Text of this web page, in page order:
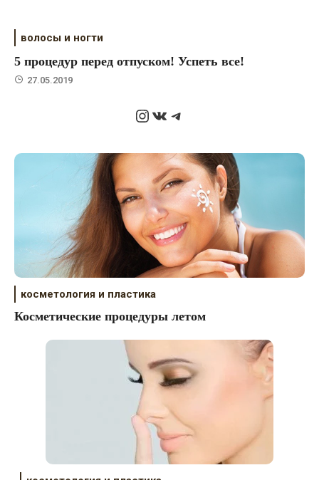
волосы и ногти
5 процедур перед отпуском! Успеть все!
27.05.2019
Instagram
ВКонтакте
Telegram
косметология и пластика
Косметические процедуры летом